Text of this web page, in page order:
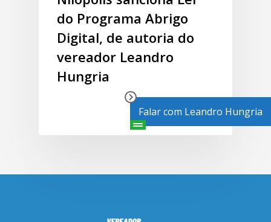
do Programa Abrigo
Digital, de autoria do
vereador Leandro
Hungria
Falar com Leandro Hungria